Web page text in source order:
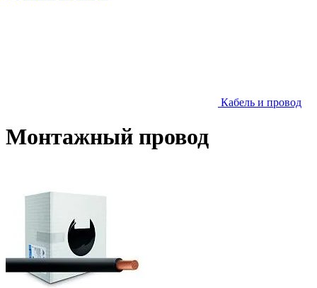
Кабель и провод
Монтажный провод